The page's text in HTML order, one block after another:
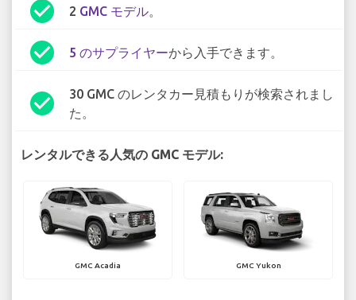
check_circle 2 GMC モデル。
check_circle 5 のサプライヤーから入手できます。
check_circle
30 GMC のレンタカー見積もりが検索されまし
た。
レンタルできる人気の GMC モデル:
GMC Acadia GMC Yukon